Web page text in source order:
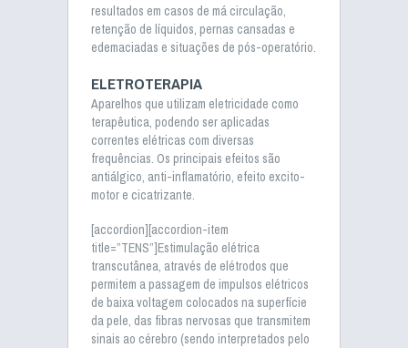
resultados em casos de má circulação,
retenção de líquidos, pernas cansadas e
edemaciadas e situações de pós-operatório.
ELETROTERAPIA
Aparelhos que utilizam eletricidade como
terapêutica, podendo ser aplicadas
correntes elétricas com diversas
frequências. Os principais efeitos são
antiálgico, anti-inflamatório, efeito excito-
motor e cicatrizante.
[accordion][accordion-item
title=”TENS”]Estimulação elétrica
transcutânea, através de elétrodos que
permitem a passagem de impulsos elétricos
de baixa voltagem colocados na superfície
da pele, das fibras nervosas que transmitem
sinais ao cérebro (sendo interpretados pelo